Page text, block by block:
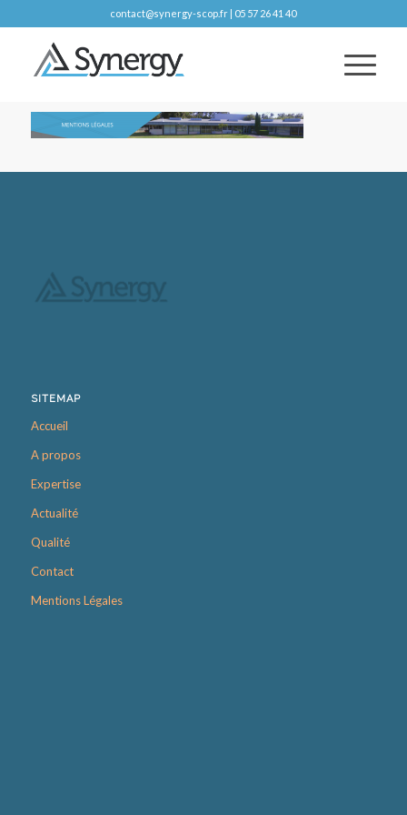
contact@synergy-scop.fr | 05 57 26 41 40
SITEMAP
Accueil
A propos
Expertise
Actualité
Qualité
Contact
Mentions Légales